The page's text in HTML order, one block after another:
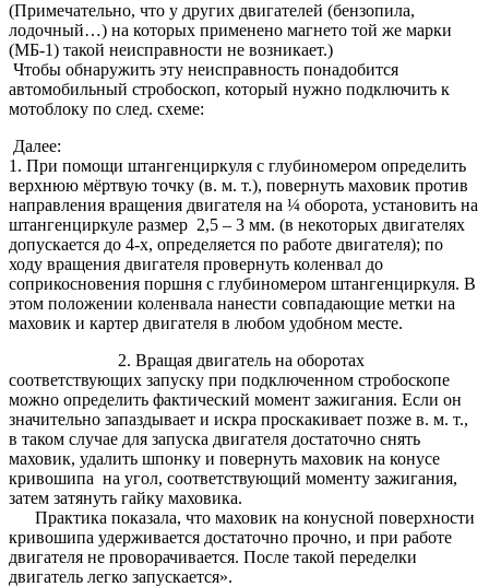
(Примечательно, что у других двигателей (бензопила,
лодочный…) на которых применено магнето той же марки
(МБ-1) такой неисправности не возникает.)
Чтобы обнаружить эту неисправность понадобится
автомобильный стробоскоп, который нужно подключить к
мотоблоку по след. схеме:
Далее:
1. При помощи штангенциркуля с глубиномером определить
верхнюю мёртвую точку (в. м. т.), повернуть маховик против
направления вращения двигателя на ¼ оборота, установить на
штангенциркуле размер 2,5 – 3 мм. (в некоторых двигателях
допускается до 4-х, определяется по работе двигателя); по
ходу вращения двигателя провернуть коленвал до
соприкосновения поршня с глубиномером штангенциркуля. В
этом положении коленвала нанести совпадающие метки на
маховик и картер двигателя в любом удобном месте.
2. Вращая двигатель на оборотах
соответствующих запуску при подключенном стробоскопе
можно определить фактический момент зажигания. Если он
значительно запаздывает и искра проскакивает позже в. м. т.,
в таком случае для запуска двигателя достаточно снять
маховик, удалить шпонку и повернуть маховик на конусе
кривошипа на угол, соответствующий моменту зажигания,
затем затянуть гайку маховика.
Практика показала, что маховик на конусной поверхности
кривошипа удерживается достаточно прочно, и при работе
двигателя не проворачивается. После такой переделки
двигатель легко запускается».